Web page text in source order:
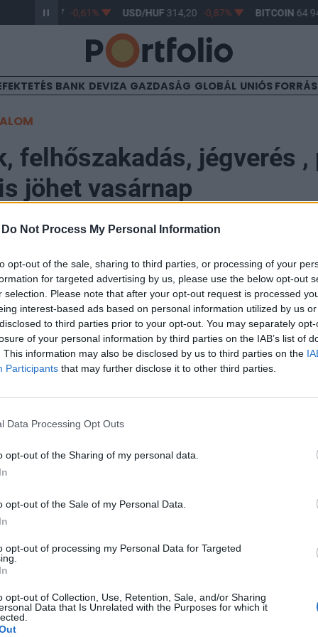
Do Not Process My Personal Information
opt-out of the sale, sharing to third parties, or processing of your
for targeted advertising by us, please use the below opt-out
selection. Please note that after your opt-out request is processed
interest-based ads based on personal information utilized by us
to third parties prior to your opt-out. You may separately
of your personal information by third parties on the IAB’s list of
This information may also be disclosed by us to third parties on the
Participants that may further disclose it to other third parties.
Data Processing Opt Outs
opt-out of the Sharing of my personal data.
opt-out of the Sale of my Personal Data.
opt-out of processing my Personal Data for Targeted
opt-out of Collection, Use, Retention, Sale, and/or Sharing
Data that Is Unrelated with the Purposes for which it
363,17 -0,61% USD/HUF 314,20 -0,87% BITCOIN64
BANK DEVIZA GAZDASÁG GLOBÁL UNIÓS
felhőszakadás, jégverés ,
jöhet vasárnap
hullámzó front miatt ma késő estig intenzív,
kell készülni, elsősorban az ország déli
szél, nagyméretű jégeső és felhőszakadás
a legmagasabb, piros riasztást is elrendelhetik -
a legégetőbb beavatkozási gyakorlatokkal foglalkozik,
portfolio.hu hírarchívumához tartozik, melynek olvasása
tartalmazza:
cikkarchívum